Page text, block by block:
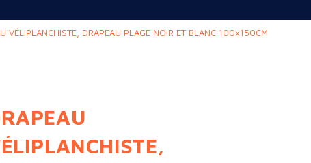
VÉLIPLANCHISTE, DRAPEAU PLAGE NOIR ET BLANC 100x150CM